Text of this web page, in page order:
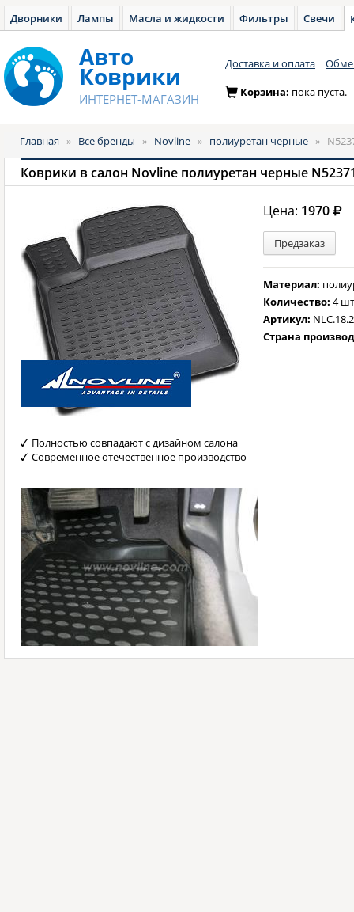
Дворники Лампы Масла и жидкости Фильтры Свечи
Авто
Коврики
ИНТЕРНЕТ-МАГАЗИН
Доставка и оплата
Корзина: пока пуста.
Главная » Все бренды » Novline » полиуретан черные »
Коврики в салон Novline полиуретан черные
Цена: 1970
Предзаказ
Материал:
Количество:4
Артикул:
Страна
Полностью совпадают с дизайном салона
Современное отечественное производство